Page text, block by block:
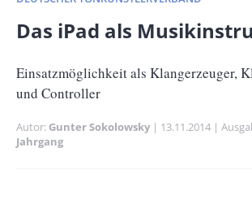
Banner
Size
Das iPad als
Untertitel
Einsatzmöglichkeit als Klangerzeuger,
und Controller
Autor Gunter Sokolowsky Publikationsdatum
13.11.2014
Jahrgang